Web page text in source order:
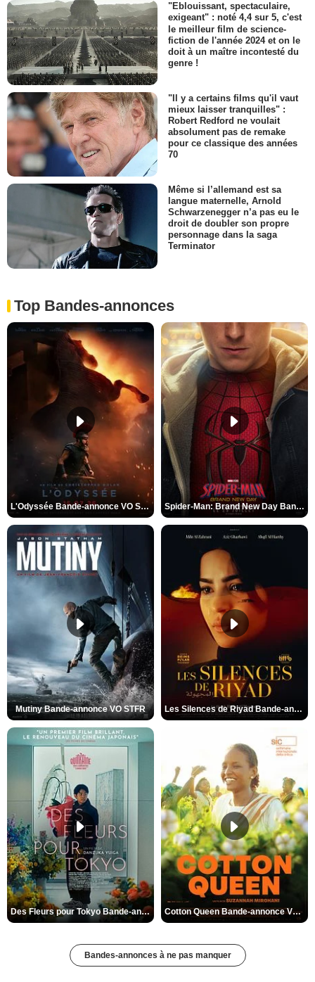
"Eblouissant, spectaculaire,
exigeant" : noté 4,4 sur 5, c'est
le meilleur film de science-
fiction de l'année 2024 et on le
doit à un maître incontesté du
genre !
"Il y a certains films qu'il vaut
mieux laisser tranquilles" :
Robert Redford ne voulait
absolument pas de remake
pour ce classique des années
70
Même si l’allemand est sa
langue maternelle, Arnold
Schwarzenegger n’a pas eu le
droit de doubler son propre
personnage dans la saga
Terminator
Top Bandes-annonces
L'Odyssée Bande-annonce VO STFR Spider-Man: Brand New Day Bande-annonce VO STFR
Mutiny Bande-annonce VO STFR Les Silences de Riyad Bande-annonce VO STFR
Des Fleurs pour Tokyo Bande-annonce VO STFR Cotton Queen Bande-annonce VO STFR
Bandes-annonces à ne pas manquer